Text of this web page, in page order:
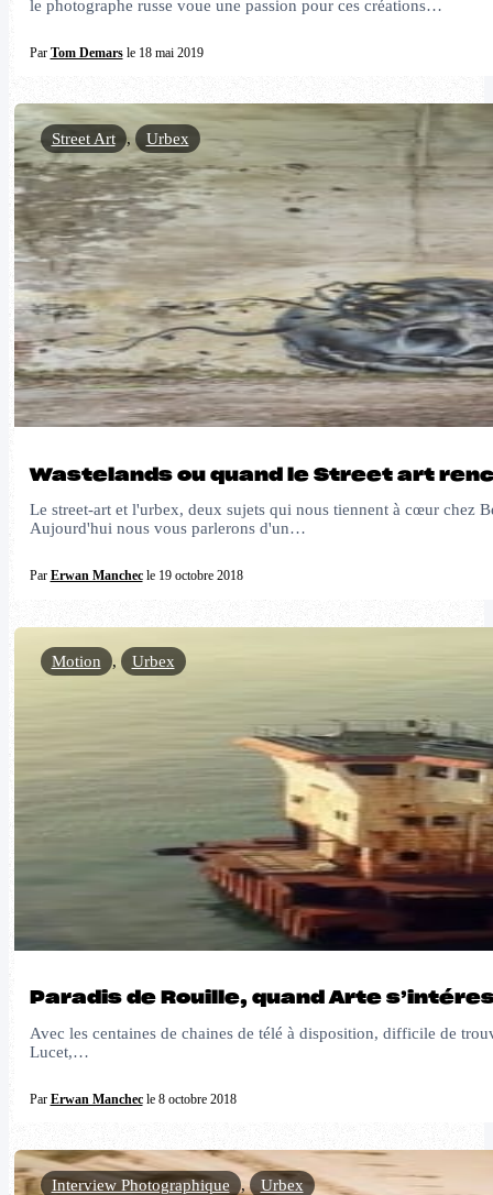
le photographe russe voue une passion pour ces créations…
Par Tom Demarsle 18 mai 2019
Wastelands ou quand le Street art
Le street-art et l'urbex, deux sujets qui nous tiennent à cœur chez
Aujourd'hui nous vous parlerons d'un…
Par Erwan Manchecle 19 octobre 2018
Street Art , Urbex
Paradis de Rouille, quand Arte
Avec les centaines de chaines de télé à disposition, difficile de
Lucet,…
Par Erwan Manchecle 8 octobre 2018
Motion , Urbex
Interview Photographique , Urbex